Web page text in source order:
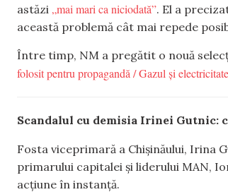
astăzi „mai mari ca niciodată”. El a
această problemă cât mai repede
Între timp, NM a pregătit o nouă
folosit pentru propagandă / Gazul și
Scandalul cu demisia Irinei Gutnic:
Fosta viceprimară a Chișinăului, Irina
primarului capitalei și liderului MAN,
acțiune în instanță.